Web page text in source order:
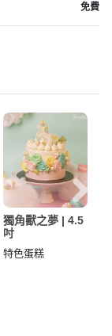
免費
獨角獸之夢 | 4.5
吋
特色蛋糕